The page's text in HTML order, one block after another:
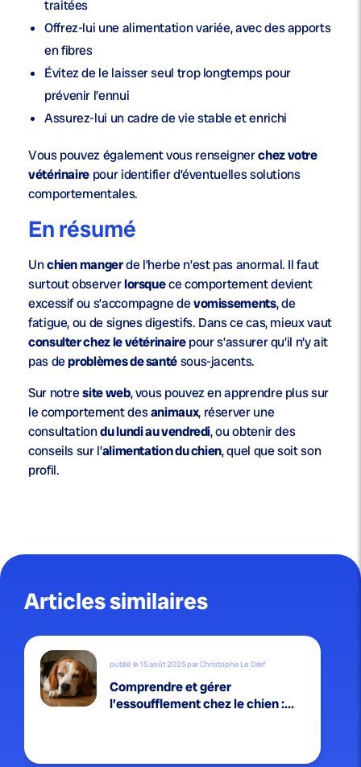
traitées
Offrez-lui une alimentation variée, avec des apports
enfibres
Évitez de le laisser seul trop longtemps pour
prévenir l’ennui
Assurez-lui un cadre deviestable et enrichi
Vous pouvez également vous renseignerchez votre
vétérinaire pour identifier d’éventuelles solutions
comportementales.
En résumé
Unchien mangerde l’herbe n’est pas anormal. Il faut
surtout observerlorsquece comportement devient
excessif ou s’accompagne devomissements, de
fatigue, ou de signes digestifs. Dans ce cas, mieux vaut
consulter chez le vétérinairepour s’assurer qu’il n’y ait
pas deproblèmes de santésous-jacents.
Sur notresite web, vous pouvez en apprendre plus sur
le comportement desanimaux, réserver une
consultationdu lundi au vendredi, ou obtenir des
conseils sur l’alimentation du chien, quel que soit son
profil.
Articles similaires
publié le 15 août 2025 par Christophe Le Dref
Comprendre et gérer
l’essoufflement chez le chien :...